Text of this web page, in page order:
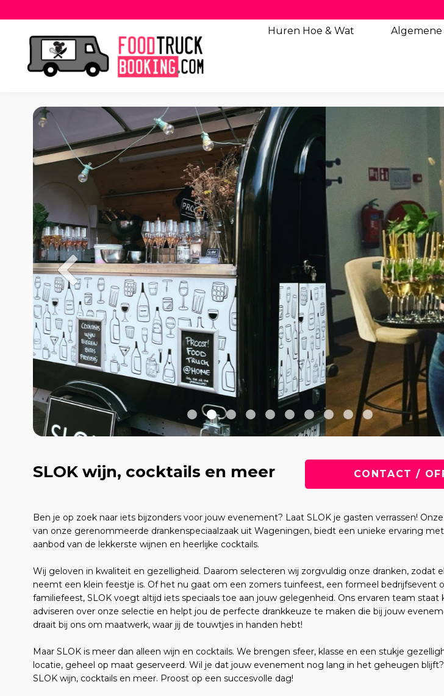
Huren Hoe & Wat Algemene
SLOK wijn, cocktails en meer CONTACT /
Ben je op zoek naar iets bijzonders voor jouw evenement? Laat SLOK je gasten verrassen!
van onze gerenommeerde drankenspeciaalzaak uit Wageningen, biedt een unieke ervaring
aanbod van de lekkerste wijnen en heerlijke cocktails.
Wij geloven in kwaliteit en gezelligheid. Daarom selecteren wij zorgvuldig onze dranken, zodat
neemt een klein feestje is. Of het nu gaat om een zomers tuinfeest, een formeel bedrijfsevent
familiefeest, SLOK voegt altijd iets speciaals toe aan jouw gelegenheid. Ons ervaren team staat
adviseren over onze selectie en helpt jou de perfecte drankkeuze te maken die bij jouw
draait bij ons om maatwerk, waar jij de touwtjes in handen hebt!
Maar SLOK is meer dan alleen wijn en cocktails. We brengen sfeer, klasse en een stukje
locatie, geheel op maat geserveerd. Wil je dat jouw evenement nog lang in het geheugen
SLOK wijn, cocktails en meer. Proost op een succesvolle dag!